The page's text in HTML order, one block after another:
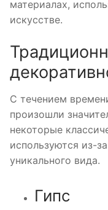
материалах,
искусстве.
С течением
произошли
некоторые
используются из-
уникального вида.
Гипс